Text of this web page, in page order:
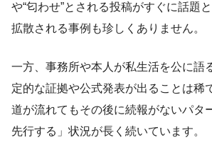
や“匂わせ”とされる投稿がすぐに話題
拡散される事例も珍しくありません。
一方、事務所や本人が私生活を公に語
定的な証拠や公式発表が出ることは稀
道が流れてもその後に続報がないパタ
先行する」状況が長く続いています。